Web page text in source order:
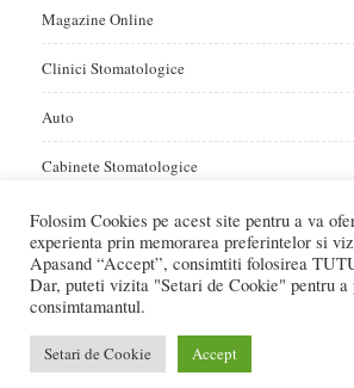
Magazine Online
Clinici Stomatologice
Auto
Cabinete Stomatologice
Home Auto Diverse
Va raportam cele mai bune oferte de servicii si
Online care va ajuta sa faceti cea mai
Folosim Cookies pe acest site pentru a va
experienta prin memorarea preferintelor si
Apasand “Accept”, consimtiti folosirea
Dar, puteti vizita "Setari de Cookie" pentru a
consimtamantul.
Setari de Cookie Accept